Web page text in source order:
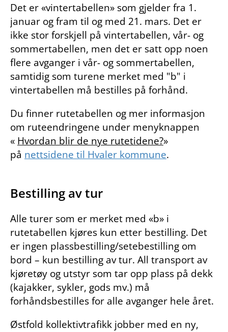
Det er «vintertabellen» som gjelder fra 1.
januar og fram til og med 21. mars. Det er
ikke stor forskjell på vintertabellen, vår- og
sommertabellen, men det er satt opp noen
flere avganger i vår- og sommertabellen,
samtidig som turene merket med "b" i
vintertabellen må bestilles på forhånd.
Du finner rutetabellen og mer informasjon
om ruteendringene under menyknappen
« Hvordan blir de nye rutetidene?»
på nettsidene til Hvaler kommune.
Bestilling av tur
Alle turer som er merket med «b» i
rutetabellen kjøres kun etter bestilling. Det
er ingen plassbestilling/setebestilling om
bord – kun bestilling av tur. All transport av
kjøretøy og utstyr som tar opp plass på dekk
(kajakker, sykler, gods mv.) må
forhåndsbestilles for alle avganger hele året.
Østfold kollektivtrafikk jobber med en ny,